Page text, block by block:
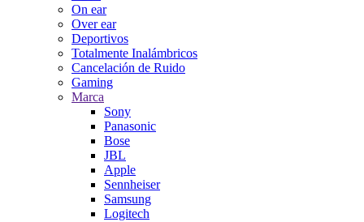
On ear
Over ear
Deportivos
Totalmente Inalámbricos
Cancelación de Ruido
Gaming
Marca
Sony
Panasonic
Bose
JBL
Apple
Sennheiser
Samsung
Logitech